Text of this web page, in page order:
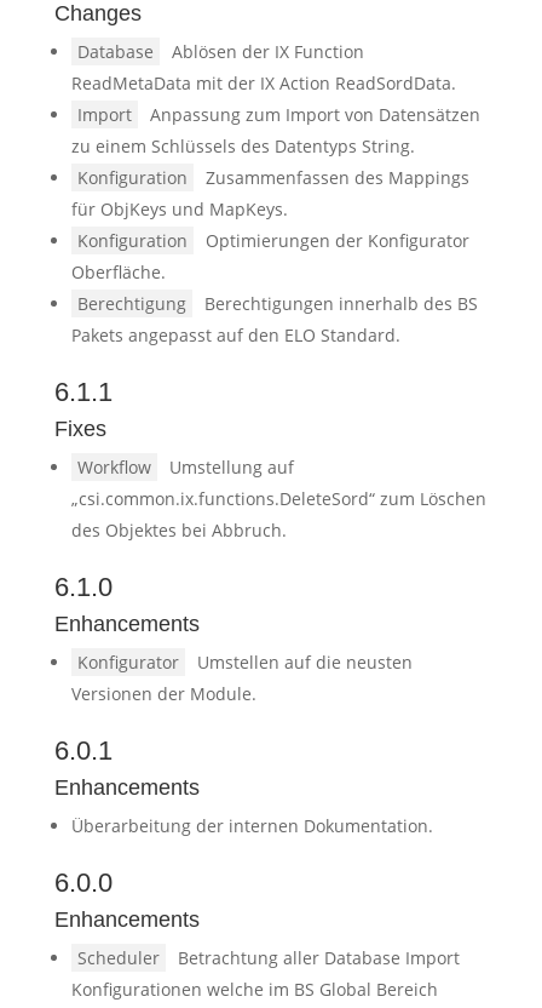
Changes
Database
Ablösen der IX Function
ReadMetaData mit der IX Action ReadSordData.
Import
Anpassung zum Import von Datensätzen
zu einem Schlüssels des Datentyps String.
Konfiguration
Zusammenfassen des Mappings
für ObjKeys und MapKeys.
Konfiguration
Optimierungen der Konfigurator
Oberfläche.
Berechtigung
Berechtigungen innerhalb des BS
Pakets angepasst auf den ELO Standard.
6.1.1
Fixes
Workflow
Umstellung auf
„csi.common.ix.functions.DeleteSord“ zum Löschen
des Objektes bei Abbruch.
6.1.0
Enhancements
Konfigurator
Umstellen auf die neusten
Versionen der Module.
6.0.1
Enhancements
Überarbeitung der internen Dokumentation.
6.0.0
Enhancements
Scheduler
Betrachtung aller Database Import
Konfigurationen welche im BS Global Bereich